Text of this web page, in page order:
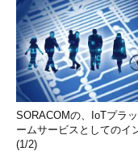
SORACOMの、IoTプラ
ームサービスとしてのイ
(1/2)